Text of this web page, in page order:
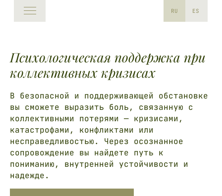
Психологическая поддержка при
коллективных кризисах
В безопасной и поддерживающей обстановке
вы сможете выразить боль, связанную с
коллективными потерями — кризисами,
катастрофами, конфликтами или
несправедливостью. Через осознанное
сопровождение вы найдете путь к
пониманию, внутренней устойчивости и
надежде.